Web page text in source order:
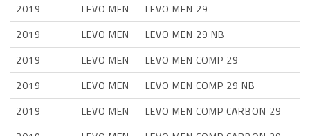
2019
LEVO MEN
LEVO MEN 29
2019
LEVO MEN
LEVO MEN 29 NB
2019
LEVO MEN
LEVO MEN COMP 29
2019
LEVO MEN
LEVO MEN COMP 29 NB
2019
LEVO MEN
LEVO MEN COMP CARBON 29